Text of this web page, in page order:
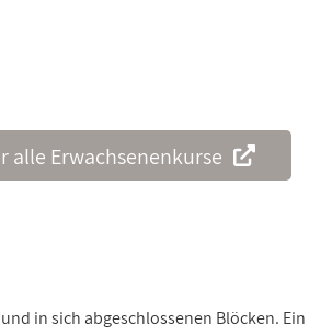
alle Erwachsenenkurse
in sich abgeschlossenen Blöcken.